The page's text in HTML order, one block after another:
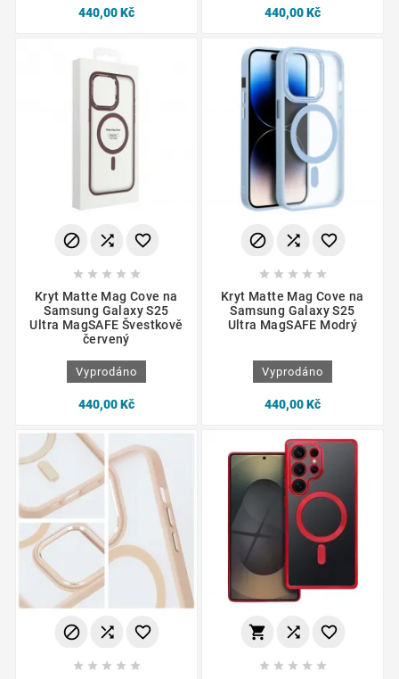
440,00 Kč 440,00 Kč
  
    
Kryt Matte Mag Cove na
Samsung Galaxy S25
Ultra MagSAFE Švestkově
červený
Vyprodáno
440,00 Kč
  
    
Kryt Matte Mag Cove na
Samsung Galaxy S25
Ultra MagSAFE Modrý
Vyprodáno
440,00 Kč
  
    
  
    